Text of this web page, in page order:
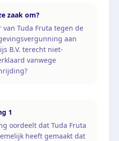
zaak om?
van Tuda Fruta tegen de
aan
B.V. terecht niet-
vanwege
1
oordeelt dat Tuda Fruta
heeft gemaakt dat